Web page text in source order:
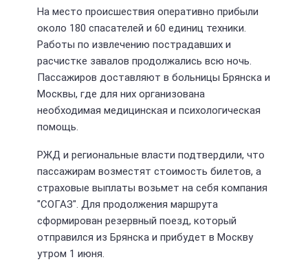
На место происшествия оперативно прибыли
около 180 спасателей и 60 единиц техники.
Работы по извлечению пострадавших и
расчистке завалов продолжались всю ночь.
Пассажиров доставляют в больницы Брянска и
Москвы, где для них организована
необходимая медицинская и психологическая
помощь.
РЖД и региональные власти подтвердили, что
пассажирам возместят стоимость билетов, а
страховые выплаты возьмет на себя компания
"СОГАЗ". Для продолжения маршрута
сформирован резервный поезд, который
отправился из Брянска и прибудет в Москву
утром 1 июня.